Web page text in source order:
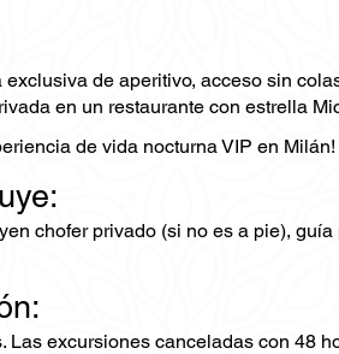
de aperitivo, acceso sin
en un restaurante con estrella
de vida nocturna VIP en Milán!
chofer privado (si no es a pie),
Las excursiones canceladas con 48